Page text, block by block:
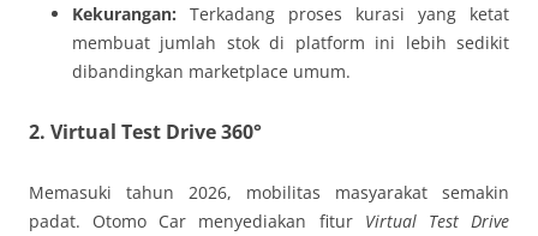
Kekurangan: Terkadang proses kurasi yang ketat
membuat jumlah stok di platform ini lebih sedikit
dibandingkan marketplace umum.
2. Virtual Test Drive 360°
Memasuki tahun 2026, mobilitas masyarakat semakin
padat. Otomo Car menyediakan fitur Virtual Test Drive